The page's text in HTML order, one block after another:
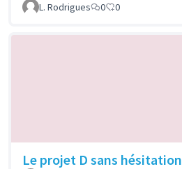
L. Rodrigues 0 0
Le projet D sans hésitation